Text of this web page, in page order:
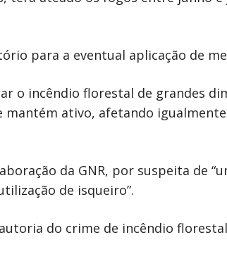
para a eventual aplicação de
o incêndio florestal de grandes
ativo, afetando
da GNR, por suspeita de
de isqueiro”.
do crime de incêndio